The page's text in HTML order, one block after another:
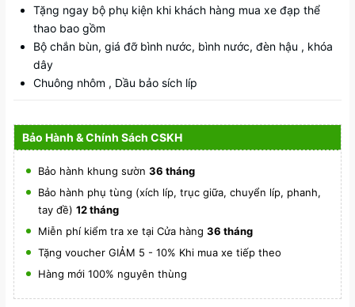
Tặng ngay bộ phụ kiện khi khách hàng mua xe đạp thể
thao bao gồm
Bộ chắn bùn, giá đỡ bình nước, bình nước, đèn hậu , khóa
dây
Chuông nhôm , Dầu bảo sích líp
Bảo Hành & Chính Sách CSKH
Bảo hành khung sườn 36 tháng
Bảo hành phụ tùng (xích líp, trục giữa, chuyển líp, phanh,
tay đề) 12 tháng
Miễn phí kiểm tra xe tại Cửa hàng 36 tháng
Tặng voucher GIẢM 5 - 10% Khi mua xe tiếp theo
Hàng mới 100% nguyên thùng